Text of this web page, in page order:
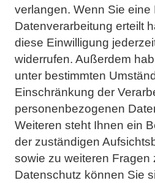
verlangen. Wenn Sie eine
Datenverarbeitung erteilt
diese Einwilligung
widerrufen. Außerdem
unter bestimmten
Einschränkung der
personenbezogenen
Weiteren steht Ihnen ein
der zuständigen
sowie zu weiteren Fragen
Datenschutz können Sie